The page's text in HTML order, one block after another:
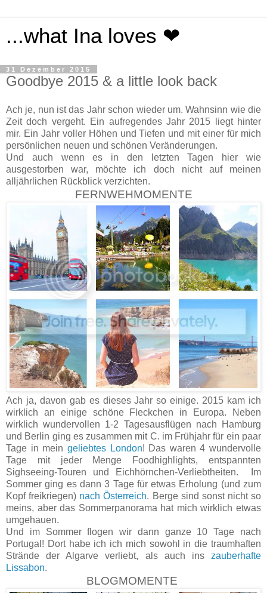
...what Ina loves ❤
31 Dezember 2015
Goodbye 2015 & a little look back
Ach je, nun ist das Jahr schon wieder um. Wahnsinn wie die
Zeit doch vergeht. Ein aufregendes Jahr 2015 liegt hinter
mir. Ein Jahr voller Höhen und Tiefen und mit einer für mich
persönlichen neuen und schönen Veränderungen.
Und auch wenn es in den letzten Tagen hier wie
ausgestorben war, möchte ich doch nicht auf meinen
alljährlichen Rückblick verzichten.
FERNWEHMOMENTE
Ach ja, davon gab es dieses Jahr so einige. 2015 kam ich
wirklich an einige schöne Fleckchen in Europa. Neben
wirklich wundervollen 1-2 Tagesausflügen nach Hamburg
und Berlin ging es zusammen mit C. im Frühjahr für ein paar
Tage in mein geliebtes London! Das waren 4 wundervolle
Tage mit jeder Menge Foodhighlights, entspannten
Sighseeing-Touren und Eichhörnchen-Verliebtheiten. Im
Sommer ging es dann 3 Tage für etwas Erholung (und zum
Kopf freikriegen) nach Österreich. Berge sind sonst nicht so
meins, aber das Sommerpanorama hat mich wirklich etwas
umgehauen.
Und im Sommer flogen wir dann ganze 10 Tage nach
Portugal! Dort habe ich ich mich sowohl in die traumhaften
Strände der Algarve verliebt, als auch inszauberhafte
Lissabon.
BLOGMOMENTE